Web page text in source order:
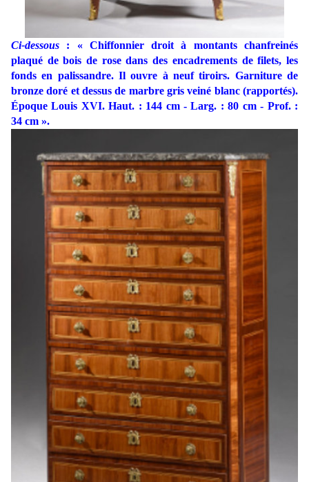
Ci-dessous : « Chiffonnier droit à montants chanfreinés
plaqué de bois de rose dans des encadrements de filets, les
fonds en palissandre. Il ouvre à neuf tiroirs. Garniture de
bronze doré et dessus de marbre gris veiné blanc (rapportés).
Époque Louis XVI. Haut. : 144 cm - Larg. : 80 cm - Prof. :
34 cm ».